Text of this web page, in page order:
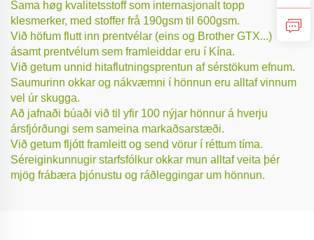
Sama høg kvalitetsstoff som internasjonalt topp
klesmerker, med stoffer frå 190gsm til 600gsm.
Við höfum flutt inn prentvélar (eins og Brother GTX...)
ásamt prentvélum sem framleiddar eru í Kína.
Við getum unnid hitaflutningsprentun af sérstökum efnum.
Saumurinn okkar og nákvæmni í hönnun eru alltaf vinnum
vel úr skugga.
Að jafnaði búaði við til yfir 100 nýjar hönnur á hverju
ársfjórðungi sem sameina markaðsarstæði.
Við getum fljótt framleitt og send vörur í réttum tíma.
Séreiginkunnugir starfsfólkur okkar mun alltaf veita þér
mjög frábæra þjónustu og ráðleggingar um hönnun.